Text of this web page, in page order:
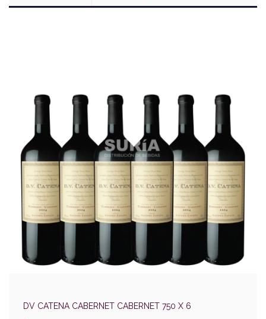
DV CATENA CABERNET CABERNET 750 X 6